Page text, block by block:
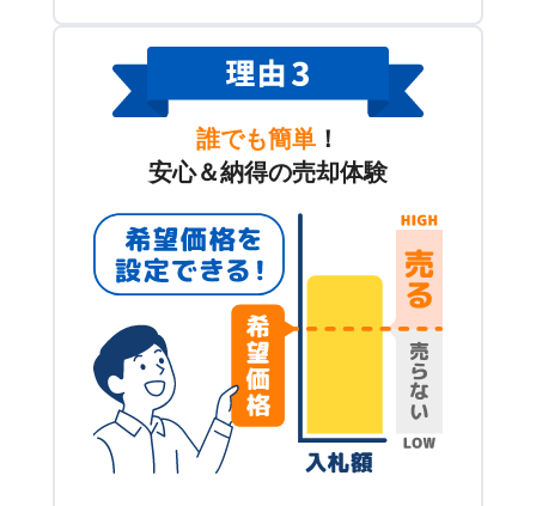
誰でも簡単 ！
安心＆納得の売却体験